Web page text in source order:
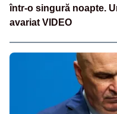
într-o singură noapte.
avariat VIDEO